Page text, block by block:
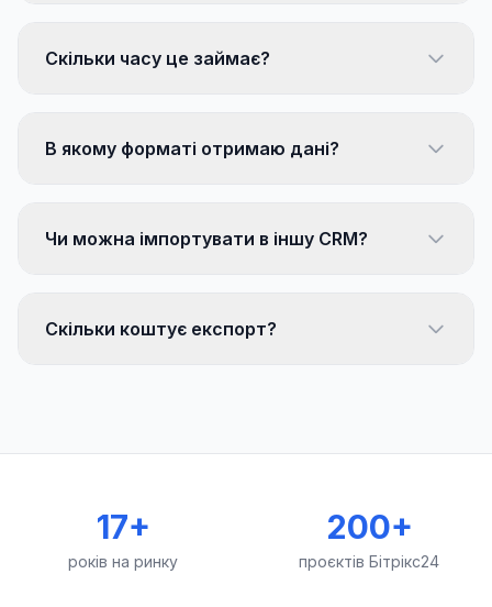
Скільки часу це займає?
В якому форматі отримаю дані?
Чи можна імпортувати в іншу CRM?
Скільки коштує експорт?
17+
років на ринку
200+
проєктів Бітрікс24